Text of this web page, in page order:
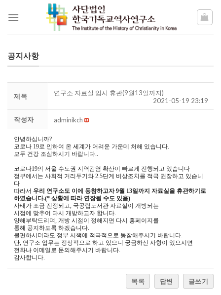
공지사항
제목
연구소 자료실 임시 휴관(9월13일까지)
2021-05-19 23:19
작성자 adminikch
안녕하십니까?
코로나 19로 인하여 온 세계가 어려운 가운데 처해 있습니다.
모두 건강 조심하시기 바랍니다..
코로나19의 서울 수도권 지역감염 확산이 빠르게 진행되고 있습니다
정부에서는 사회적 거리두기와 2.5단계 비상조치를 적극 권장하고 있습니
다
따라서 우리 연구소도 이에 동참하고자 9월 13일까지 자료실을 휴관하기로
하였습니다.(* 상황에 따라 연장될 수도 있음)
사태가 조금 진정되고, 국공립도서관 자료실이 개방되는
시점에 맞추어 다시 개방하고자 합니다.
양해부탁드리며, 개방 시점이 정해지면 다시 홍페이지를
통해 공지하도록 하겠습니다.
불편하시더라도 정부 시책에 적극적으로 동참해주시기 바랍니다.
단, 연구소 업무는 정상적으로 하고 있으니 궁금하신 사항이 있으시면
전화나 이메일로 문의해주시기 바랍니다.
감사합니다.
목록 답변 글쓰기